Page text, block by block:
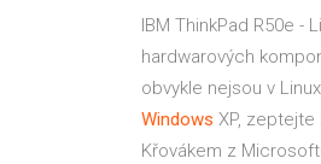
IBM ThinkPad R50e -
hardwarových
obvykle nejsou v
Windows XP,
Křovákem z